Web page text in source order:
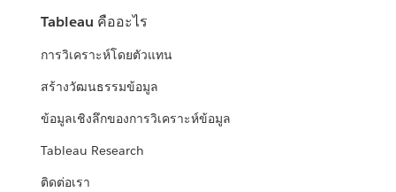
Tableau คืออะไร
การวิเคราะห์โดยตัวแทน
สร้างวัฒนธรรมข้อมูล
ข้อมูลเชิงลึกของการวิเคราะห์ข้อมูล
Tableau Research
ติดต่อเรา